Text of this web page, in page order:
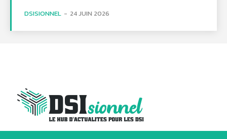
DSISIONNEL - 24 JUIN 2026